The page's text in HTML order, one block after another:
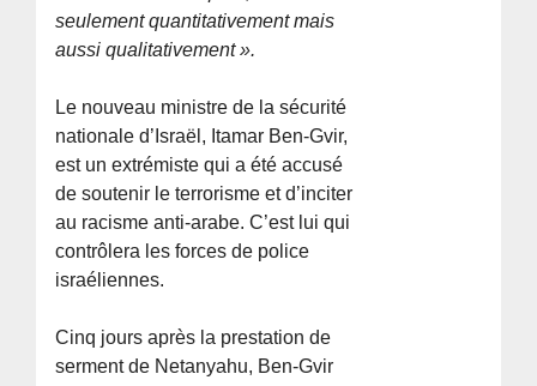
seulement quantitativement mais
aussi qualitativement ».
Le nouveau ministre de la sécurité
nationale d’Israël, Itamar Ben-Gvir,
est un extrémiste qui a été accusé
de soutenir le terrorisme et d’inciter
au racisme anti-arabe. C’est lui qui
contrôlera les forces de police
israéliennes.
Cinq jours après la prestation de
serment de Netanyahu, Ben-Gvir